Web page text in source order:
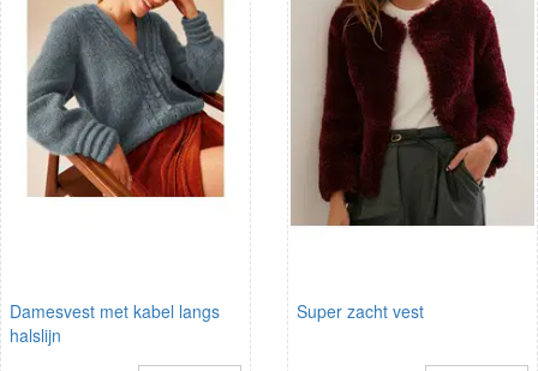
Damesvest met kabel langs
halslijn
Super zacht vest